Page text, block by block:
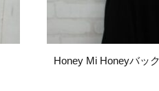
Honey Mi Honeyバッ